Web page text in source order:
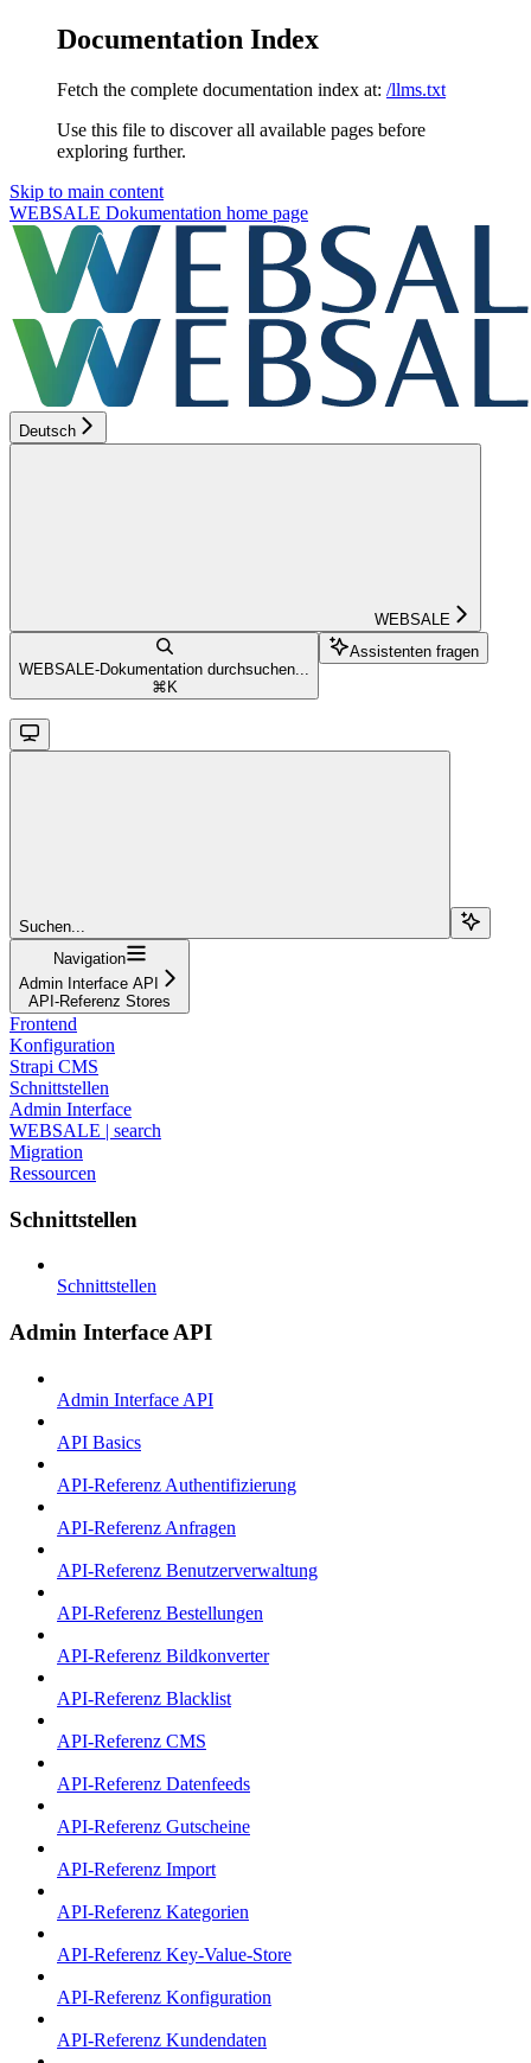
Documentation Index
Fetch the complete documentation index at: /llms.txt
Use this file to discover all available pages before
exploring further.
Skip to main content
WEBSALE Dokumentation home page
Deutsch
WEBSALE
WEBSALE-Dokumentation durchsuchen...
⌘ K
Assistenten fragen
Suchen...
Navigation
Admin Interface API
API-Referenz Stores
Frontend
Konfiguration
Strapi CMS
Schnittstellen
Admin Interface
WEBSALE | search
Migration
Ressourcen
Schnittstellen
Schnittstellen
Admin Interface API
Admin Interface API
API Basics
API-Referenz Authentifizierung
API-Referenz Anfragen
API-Referenz Benutzerverwaltung
API-Referenz Bestellungen
API-Referenz Bildkonverter
API-Referenz Blacklist
API-Referenz CMS
API-Referenz Datenfeeds
API-Referenz Gutscheine
API-Referenz Import
API-Referenz Kategorien
API-Referenz Key-Value-Store
API-Referenz Konfiguration
API-Referenz Kundendaten